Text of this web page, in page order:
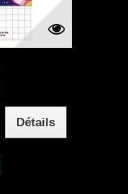
Détails